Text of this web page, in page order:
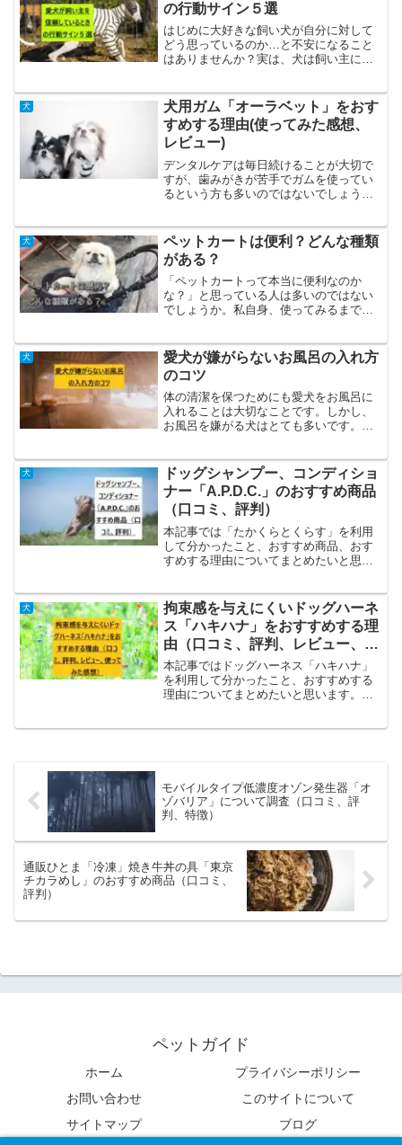
の行動サイン５選
はじめに大好きな飼い犬が自分に対して
どう思っているのか…と不安になること
はありませんか？実は、犬は飼い主に信
信頼を表す犬の行動パターンをいくつか
紹介していきます。1.顔...
犬
犬用ガム「オーラベット」をおす
すめする理由(使ってみた感想、
レビュー)
デンタルケアは毎日続けることが大切で
すが、歯みがきが苦手でガムを使ってい
るという方も多いのではないでしょう
かったり、硬すぎて歯が折れてしまった
りすることも。今までなかな...
犬
ペットカートは便利？どんな種類
がある？
「ペットカートって本当に便利なのか
な？」と思っている人は多いのではない
でしょうか。私自身、使ってみるまでは
てみると、とても便利なものであること
がわかりました。今回は、ペ...
犬
愛犬が嫌がらないお風呂の入れ方
のコツ
体の清潔を保つためにも愛犬をお風呂に
入れることは大切なことです。しかし、
お風呂を嫌がる犬はとても多いです。今
体を触らせてもらえるようにするお風呂
以前の問題で、体を飼い...
犬
ドッグシャンプー、コンディショ
ナー「A.P.D.C.」のおすすめ商品
（口コミ、評判）
本記事では「たかくらとくらす」を利用
して分かったこと、おすすめ商品、おす
すめする理由についてまとめたいと思い
す。A.P.D.C.は愛犬・愛猫を愛する飼い
主の目線で...
犬
拘束感を与えにくいドッグハーネ
ス「ハキハナ」をおすすめする理
由（口コミ、評判、レビュー、使
ってみた感想）
本記事ではドッグハーネス「ハキハナ」
を利用して分かったこと、おすすめする
理由についてまとめたいと思います。犬
モバイルタイプ低濃度オゾン発生器「オ
ゾバリア」について調査（口コミ、評
判、特徴）
通販ひとま「冷凍」焼き牛丼の具「東京
チカラめし」のおすすめ商品（口コミ、
評判）
ペットガイド
ホーム
プライバシーポリシー
お問い合わせ
このサイトについて
サイトマップ
ブログ